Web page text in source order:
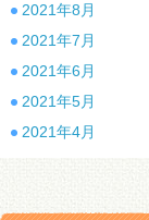
2021年8月
2021年7月
2021年6月
2021年5月
2021年4月